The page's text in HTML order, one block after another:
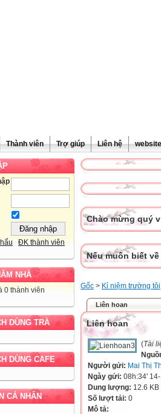
Thành viên Trợ giúp Liên hệ
ĐK thành viên
NHÀ
0 thành viên
DÙNG TRÀ
DÙNG CAFE
CÁ NHÂN
Chào mừng quý
Nếu muốn biết
Gốc > Kỉ niệm trường tôi
Liên hoan
Liên hoan
(Tài
Người gửi: Mai Thị
Ngày gửi: 08h:34'
Dung lượng: 12.6 KB
Số lượt tải: 0
Mô tả: